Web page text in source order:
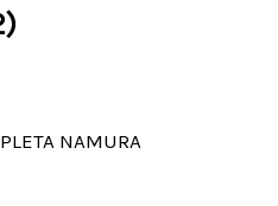
NAMURA